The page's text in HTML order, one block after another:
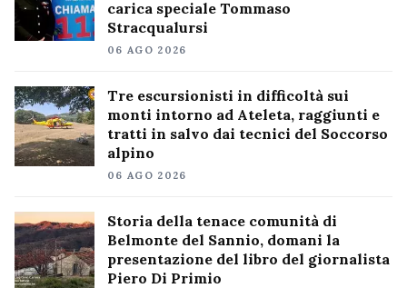
carica speciale Tommaso
Stracqualursi
06 AGO 2026
Tre escursionisti in difficoltà sui
monti intorno ad Ateleta, raggiunti e
tratti in salvo dai tecnici del Soccorso
alpino
06 AGO 2026
Storia della tenace comunità di
Belmonte del Sannio, domani la
presentazione del libro del giornalista
Piero Di Primio